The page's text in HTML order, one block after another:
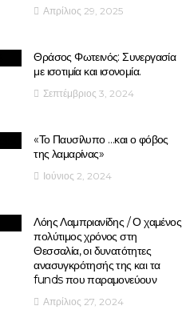
Απρίλιος 29, 2025
Θράσος Φωτεινός: Συνεργασία
με ισοτιμία και ισονομία.
Σεπτέμβριος 3, 2024
«Το Παυσίλυπο …και ο φόβος
της λαμαρίνας»
Ιούνιος 2, 2024
Λόης Λαμπριανίδης / Ο χαμένος
πολύτιμος χρόνος στη
Θεσσαλία, οι δυνατότητες
ανασυγκρότησής της και τα
funds που παραμονεύουν
Απρίλιος 27, 2024